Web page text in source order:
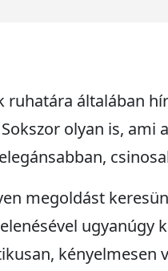
ruhatára általában
olyan is, ami
megoldást
ugyanúgy
kényelmesen